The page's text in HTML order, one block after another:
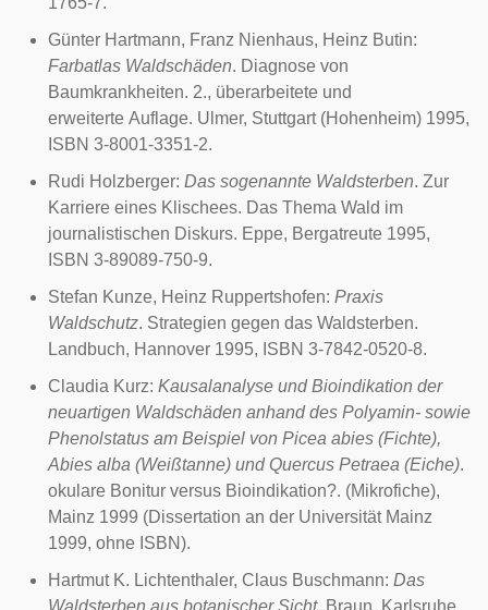
Günter Hartmann, Franz Nienhaus, Heinz Butin:
Farbatlas Waldschäden. Diagnose von
Baumkrankheiten. 2., überarbeitete und
erweiterte Auflage. Ulmer, Stuttgart (Hohenheim) 1995,
ISBN 3-8001-3351-2.
Rudi Holzberger: Das sogenannte Waldsterben. Zur
Karriere eines Klischees. Das Thema Wald im
journalistischen Diskurs. Eppe, Bergatreute 1995,
ISBN 3-89089-750-9.
Stefan Kunze, Heinz Ruppertshofen: Praxis
Waldschutz. Strategien gegen das Waldsterben.
Landbuch, Hannover 1995, ISBN 3-7842-0520-8.
Claudia Kurz: Kausalanalyse und Bioindikation der
neuartigen Waldschäden anhand des Polyamin- sowie
Phenolstatus am Beispiel von Picea abies (Fichte),
Abies alba (Weißtanne) und Quercus Petraea (Eiche).
okulare Bonitur versus Bioindikation?. (Mikrofiche),
Mainz 1999 (Dissertation an der Universität Mainz
1999, ohne ISBN).
Hartmut K. Lichtenthaler, Claus Buschmann: Das
Waldsterben aus botanischer Sicht. Braun, Karlsruhe